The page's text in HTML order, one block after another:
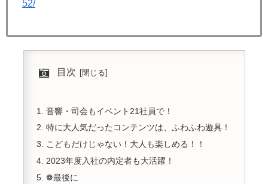
52/
目次
音響・司会もイベント21社員で！
特に大人気だったコンテンツは、ふわふわ遊具！
こどもだけじゃない！大人も楽しめる！！
2023年度入社の内定者も大活躍！
❁最後に